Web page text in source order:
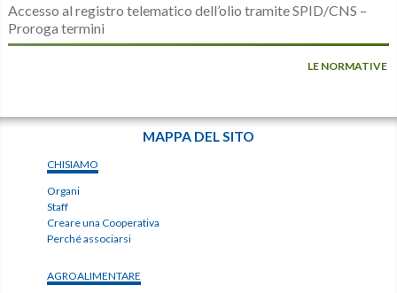
Accesso al registro telematico dell’olio tramite SPID/CNS –
Proroga termini
LE NORMATIVE
MAPPA DEL SITO
CHISIAMO
Organi
Staff
Creare una Cooperativa
Perché associarsi
AGROALIMENTARE